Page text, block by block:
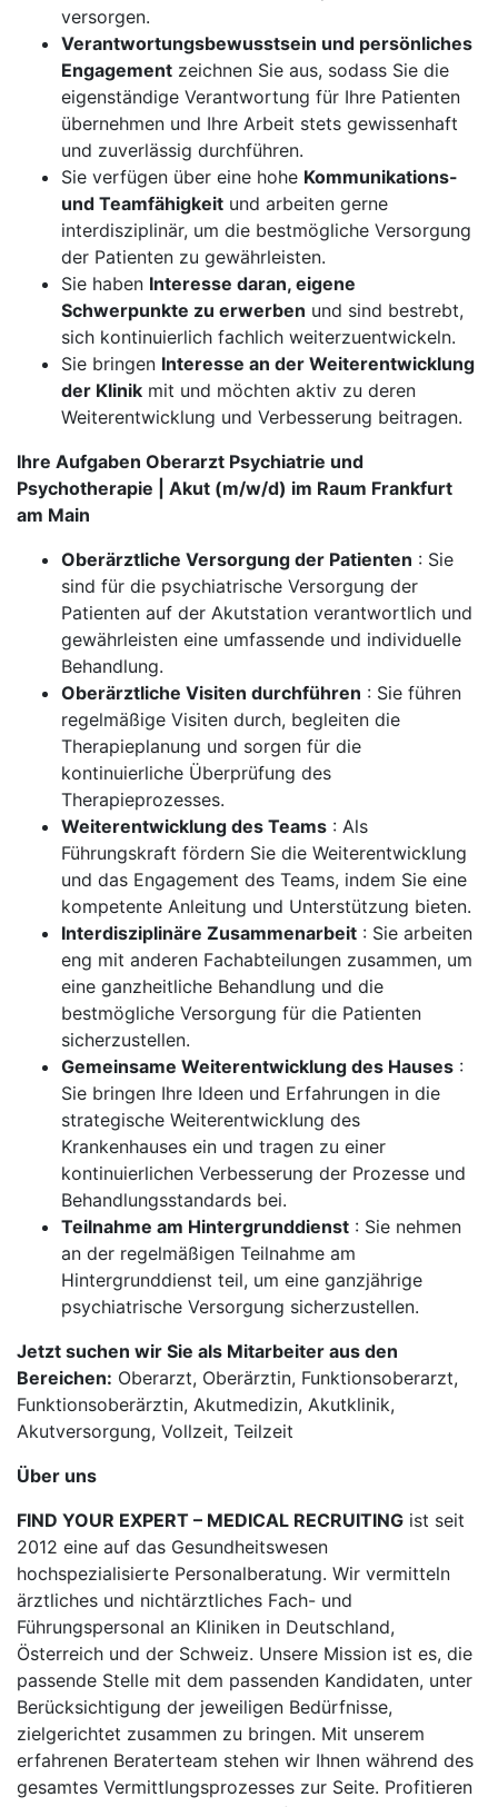
versorgen.
Verantwortungsbewusstsein und persönliches
Engagement zeichnen Sie aus, sodass Sie die
eigenständige Verantwortung für Ihre Patienten
übernehmen und Ihre Arbeit stets gewissenhaft
und zuverlässig durchführen.
Sie verfügen über eine hohe Kommunikations-
und Teamfähigkeit und arbeiten gerne
interdisziplinär, um die bestmögliche Versorgung
der Patienten zu gewährleisten.
Sie haben Interesse daran, eigene
Schwerpunkte zu erwerben und sind bestrebt,
sich kontinuierlich fachlich weiterzuentwickeln.
Sie bringen Interesse an der Weiterentwicklung
der Klinik mit und möchten aktiv zu deren
Weiterentwicklung und Verbesserung beitragen.
Ihre Aufgaben Oberarzt Psychiatrie und
Psychotherapie | Akut (m/w/d) im Raum Frankfurt
am Main
Oberärztliche Versorgung der Patienten : Sie
sind für die psychiatrische Versorgung der
Patienten auf der Akutstation verantwortlich und
gewährleisten eine umfassende und individuelle
Behandlung.
Oberärztliche Visiten durchführen : Sie führen
regelmäßige Visiten durch, begleiten die
Therapieplanung und sorgen für die
kontinuierliche Überprüfung des
Therapieprozesses.
Weiterentwicklung des Teams : Als
Führungskraft fördern Sie die Weiterentwicklung
und das Engagement des Teams, indem Sie eine
kompetente Anleitung und Unterstützung bieten.
Interdisziplinäre Zusammenarbeit : Sie arbeiten
eng mit anderen Fachabteilungen zusammen, um
eine ganzheitliche Behandlung und die
bestmögliche Versorgung für die Patienten
sicherzustellen.
Gemeinsame Weiterentwicklung des Hauses :
Sie bringen Ihre Ideen und Erfahrungen in die
strategische Weiterentwicklung des
Krankenhauses ein und tragen zu einer
kontinuierlichen Verbesserung der Prozesse und
Behandlungsstandards bei.
Teilnahme am Hintergrunddienst : Sie nehmen
an der regelmäßigen Teilnahme am
Hintergrunddienst teil, um eine ganzjährige
psychiatrische Versorgung sicherzustellen.
Jetzt suchen wir Sie als Mitarbeiter aus den
Bereichen: Oberarzt, Oberärztin, Funktionsoberarzt,
Funktionsoberärztin, Akutmedizin, Akutklinik,
Akutversorgung, Vollzeit, Teilzeit
Über uns
FIND YOUR EXPERT – MEDICAL RECRUITING ist seit
2012 eine auf das Gesundheitswesen
hochspezialisierte Personalberatung. Wir vermitteln
ärztliches und nichtärztliches Fach- und
Führungspersonal an Kliniken in Deutschland,
Österreich und der Schweiz. Unsere Mission ist es, die
passende Stelle mit dem passenden Kandidaten, unter
Berücksichtigung der jeweiligen Bedürfnisse,
zielgerichtet zusammen zu bringen. Mit unserem
erfahrenen Beraterteam stehen wir Ihnen während des
gesamtes Vermittlungsprozesses zur Seite. Profitieren